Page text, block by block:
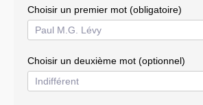
Gouvernance mondiale & mondialisation
Résistances
Choisir un premier mot (obligatoire)
Choisir un deuxième mot (optionnel)